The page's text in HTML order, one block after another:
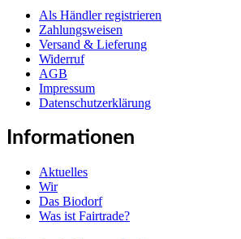
Als Händler registrieren
Zahlungsweisen
Versand & Lieferung
Widerruf
AGB
Impressum
Datenschutzerklärung
Informationen
Aktuelles
Wir
Das Biodorf
Was ist Fairtrade?